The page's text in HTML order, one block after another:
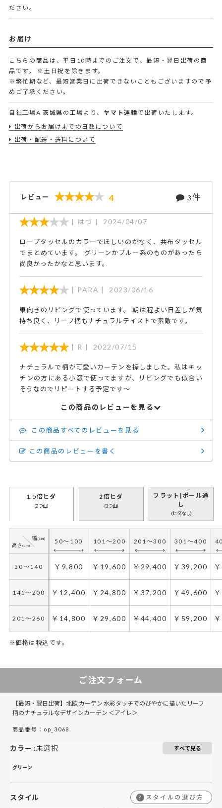
ださい。
お届け
こちらの商品は、平日10時までのご注文で、最短・翌日出荷の商
品です。
※土日祝を除きます。
※繁忙期など、最短営業日に出荷できないこともございますので予
めご了承ください。
自社工場A 茨城県 の工場より、ヤマト運輸で出荷いたします。
出荷からお届けまでの日数について
出荷・配送・送料について
レビュー 4 3件
はづ 2024/04/07
ロープタッセルのカラーでほしいのがなく、共布タッセル
でまとめています。 グリーンかブルー系のものがあったら
尚良かったかなと思います。
PARA 2023/06/16
東向きのリビングで使っています。 朝は程よい日差しが気
持ち良く、リーフ柄もナチュラルテイストで素敵です。
R 2022/07/15
ナチュラルで柄が可愛いカーテンを探しました。私はキッ
チンの方にある小窓で使ってますが、リビングでも似合い
そうなのでリピートする予定です～
この商品のレビューを見る
この商品すべてのレビューを見る
この商品のレビューを書く
1.5倍ヒダ
(2つ山)
50～100 101～200 201～300 301～400
50～140 ￥9,800 ￥19,600 ￥29,400 ￥39,200
141～200 ￥12,400 ￥24,800 ￥37,200 ￥49,600
201～260 ￥14,800 ￥29,600 ￥44,400 ￥59,200
※価格は税込です。
2倍ヒダ
(3つ山)
141～200 ￥18,600 ￥37,200 ￥55,800
フラット|ポール通
し
(ヒダなし)
141～200 ￥12,400 ￥24,800 ￥37,200
ご注文フォーム
【最短・翌日出荷】北欧 カーテン 水彩タッチでのびやかに描いたリーフ
柄のナチュラルなデザインカーテン ＜アイレ＞
商品番号：op_3068
カラー :未選択 すべて見る
グリーン
スタイル ? スタイルの選び方